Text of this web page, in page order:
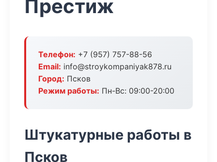
Престиж
Телефон: +7 (957) 757-88-56
Email: info@stroykompaniyak878.ru
Город: Псков
Режим работы: Пн-Вс: 09:00-20:00
Штукатурные работы в
Псков